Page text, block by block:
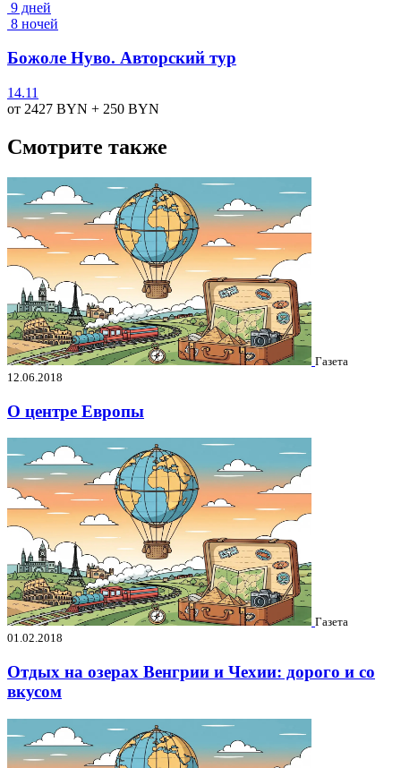
9 дней
8 ночей
Божоле Нуво. Авторский тур
14.11
от 2427 BYN + 250 BYN
Смотрите также
Газета
12.06.2018
О центре Европы
Газета
01.02.2018
Отдых на озерах Венгрии и Чехии: дорого и со
вкусом